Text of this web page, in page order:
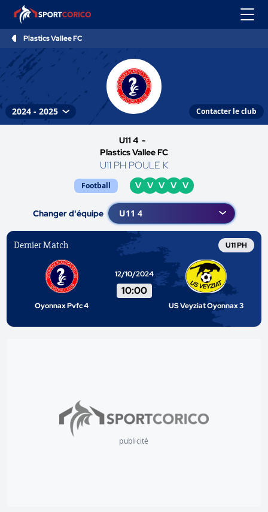
Plastics Vallee FC
Contacter le club
U11 4 -
Plastics Vallee FC
U11 PH POULE K
Football V V V V V
Changer d'équipe
Dernier Match U11 PH
Oyonnax Pvfc 4
12/10/2024
10:00
US Veyziat Oyonnax 3
publicité